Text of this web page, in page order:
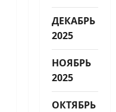
ДЕКАБРЬ
2025
НОЯБРЬ
2025
ОКТЯБРЬ